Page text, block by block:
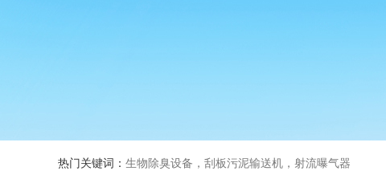
热门关键词： 生物除臭设备，刮板污泥输送机，射流曝气器